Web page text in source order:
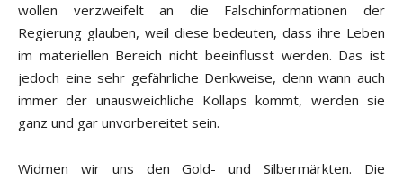
wollen verzweifelt an die Falschinformationen der
Regierung glauben, weil diese bedeuten, dass ihre Leben
im materiellen Bereich nicht beeinflusst werden. Das ist
jedoch eine sehr gefährliche Denkweise, denn wann auch
immer der unausweichliche Kollaps kommt, werden sie
ganz und gar unvorbereitet sein.
Widmen wir uns den Gold- und Silbermärkten. Die